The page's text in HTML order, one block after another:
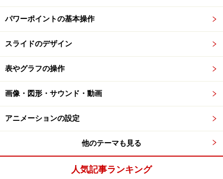
【編集部おすすめの購入サイト】
Amazonで PowerPoint 関連の商品をチェック！
パワーポイントの基本操作
スライドのデザイン
表やグラフの操作
画像・図形・サウンド・動画
アニメーションの設定
他のテーマも見る
人気記事ランキング